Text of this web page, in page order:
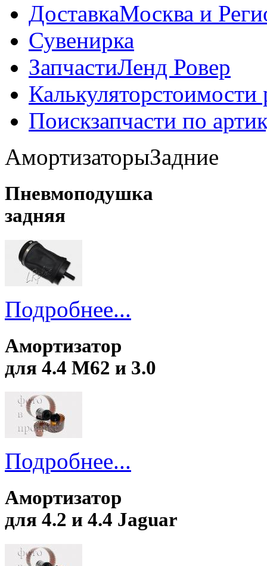
ДоставкаМосква и
Сувенирка
ЗапчастиЛенд Ровер
Калькуляторстоимости
Поискзапчасти по
АмортизаторыЗадние
Пневмоподушка
задняя
Подробнее...
Амортизатор
для 4.4 М62 и 3.0
Подробнее...
Амортизатор
для 4.2 и 4.4 Jaguar